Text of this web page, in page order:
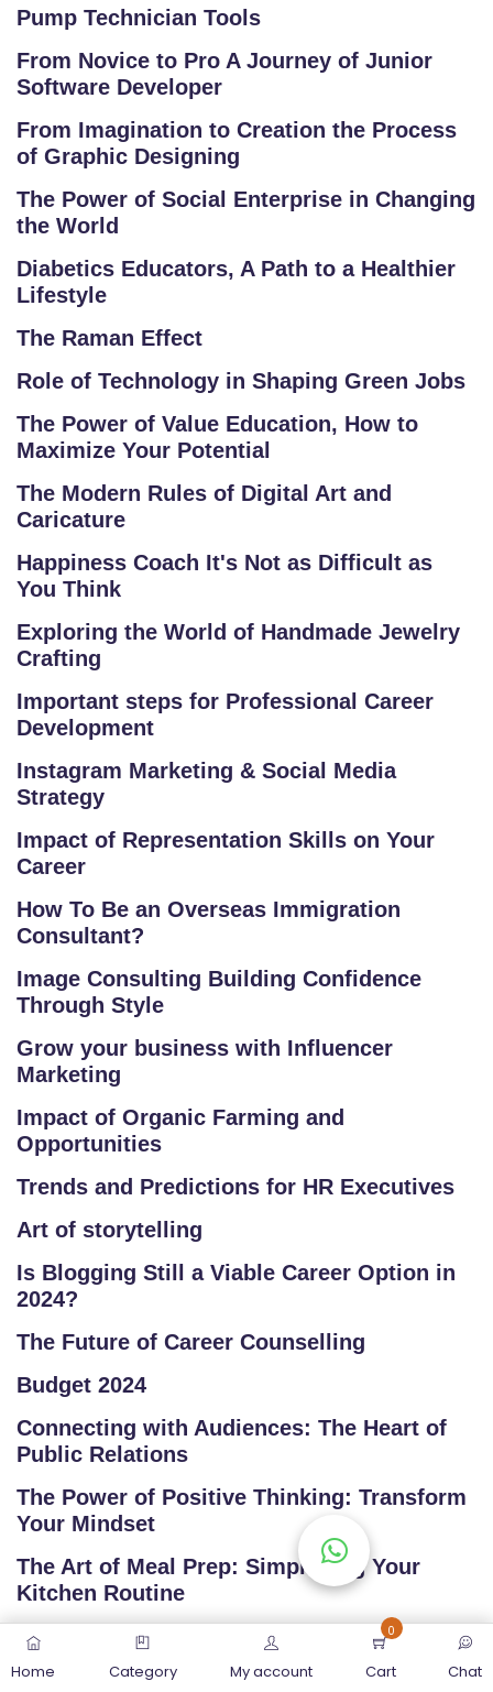
Pump Technician Tools
From Novice to Pro A Journey of Junior
Software Developer
From Imagination to Creation the Process
of Graphic Designing
The Power of Social Enterprise in Changing
the World
Diabetics Educators, A Path to a Healthier
Lifestyle
The Raman Effect
Role of Technology in Shaping Green Jobs
The Power of Value Education, How to
Maximize Your Potential
The Modern Rules of Digital Art and
Caricature
Happiness Coach It's Not as Difficult as
You Think
Exploring the World of Handmade Jewelry
Crafting
Important steps for Professional Career
Development
Instagram Marketing & Social Media
Strategy
Impact of Representation Skills on Your
Career
How To Be an Overseas Immigration
Consultant?
Image Consulting Building Confidence
Through Style
Grow your business with Influencer
Marketing
Impact of Organic Farming and
Opportunities
Trends and Predictions for HR Executives
Art of storytelling
Is Blogging Still a Viable Career Option in
2024?
The Future of Career Counselling
Budget 2024
Connecting with Audiences: The Heart of
Public Relations
The Power of Positive Thinking: Transform
Your Mindset
The Art of Meal Prep: Simplifying Your
Kitchen Routine
Exploring the World of Podcasts: A Diverse
Listening Experience
Home Category My account
0
Cart Chat